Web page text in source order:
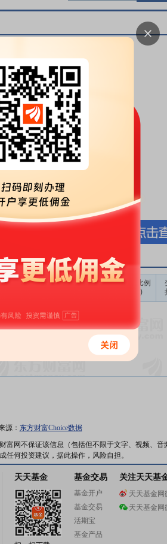
按股份金额(万元) 按股份数量(万股)
成交
变动金额
变动比例
(‰)
源： 东方财富Choice数据
网不保证该信息（包括但不限于文字、视频、
何投资建议，据此操作，风险自担。
天天基金 基金交易
基金开户
基金交易
活期宝
基金产品
关注天天基
天天基金网
天天基金网